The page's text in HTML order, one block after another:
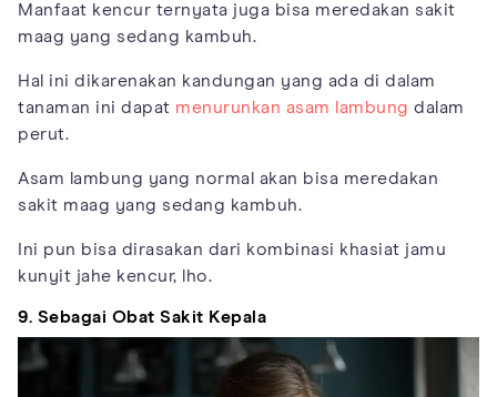
Manfaat kencur ternyata juga bisa meredakan sakit
maag yang sedang kambuh.
Hal ini dikarenakan kandungan yang ada di dalam
tanaman ini dapat menurunkan asam lambung dalam
perut.
Asam lambung yang normal akan bisa meredakan
sakit maag yang sedang kambuh.
Ini pun bisa dirasakan dari kombinasi khasiat jamu
kunyit jahe kencur, lho.
9. Sebagai Obat Sakit Kepala